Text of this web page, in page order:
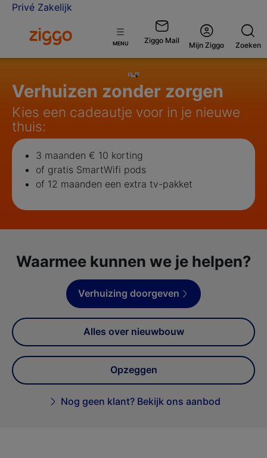
Privé Zakelijk
Ga naar de Ziggo homepage
MENU Ziggo Mail Open
Mijn Ziggo
Zoeken
Verhuizen zonder zorgen
Kies een cadeautje voor in je nieuwe
thuis:
3 maanden € 10 korting
of gratis SmartWifi pods
of 12 maanden een extra tv-pakket
Waarmee kunnen we je helpen?
Verhuizing doorgeven
Alles over nieuwbouw
Opzeggen
Nog geen klant? Bekijk ons aanbod